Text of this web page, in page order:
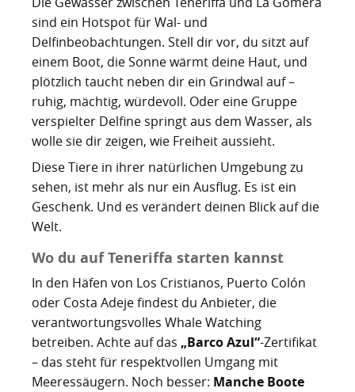
Los Realejos
Los Silos
Puerto de la Cruz
San Cristóbal de La Laguna
San Juan de la Rambla
San Miguel de Abona
Santiago del Teide
Tacoronte
Tegueste
Garachico 1706
Die Schlacht von Santa Cruz 1797
Kartoffelrevolution 1846
Verworfenes Exil
Franco auf Teneriffa
Thor Heyerdahl und die Pyramiden von Güímar
Legenden, Geheimnisse und die stille Logik Teneriffas
La Palma und die Tsunami-Erzählung
sind ein Hotspot für Wal- und
Delfinbeobachtungen. Stell dir vor, du sitzt auf
einem Boot, die Sonne wärmt deine Haut, und
plötzlich taucht neben dir ein Grindwal auf –
ruhig, mächtig, würdevoll. Oder eine Gruppe
verspielter Delfine springt aus dem Wasser, als
wolle sie dir zeigen, wie Freiheit aussieht.
Diese Tiere in ihrer natürlichen Umgebung zu
sehen, ist mehr als nur ein Ausflug. Es ist ein
Geschenk. Und es verändert deinen Blick auf die
Welt.
Wo du auf Teneriffa starten kannst
In den Häfen von Los Cristianos, Puerto Colón
oder Costa Adeje findest du Anbieter, die
verantwortungsvolles Whale Watching
betreiben. Achte auf das„Barco Azul“-Zertifikat
– das steht für respektvollen Umgang mit
Meeressäugern. Noch besser: Manche Boote